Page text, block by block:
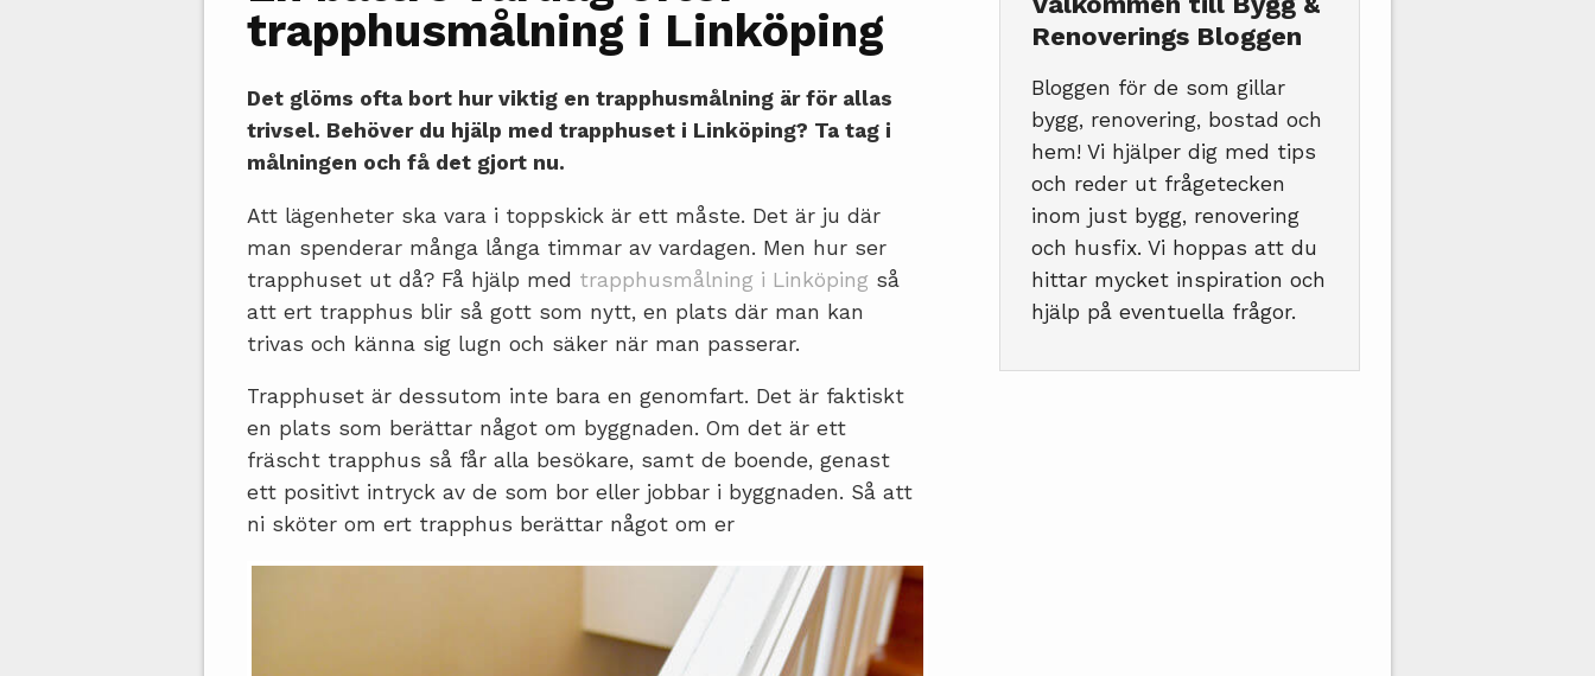
trapphusmålning i Linköping
Det glöms ofta bort hur viktig en trapphusmålning är för allas
trivsel. Behöver du hjälp med trapphuset i Linköping? Ta tag i
målningen och få det gjort nu.
Att lägenheter ska vara i toppskick är ett måste. Det är ju där
man spenderar många långa timmar av vardagen. Men hur ser
trapphuset ut då? Få hjälp med trapphusmålning i Linköping så
att ert trapphus blir så gott som nytt, en plats där man kan
trivas och känna sig lugn och säker när man passerar.
Trapphuset är dessutom inte bara en genomfart. Det är faktiskt
en plats som berättar något om byggnaden. Om det är ett
fräscht trapphus så får alla besökare, samt de boende, genast
ett positivt intryck av de som bor eller jobbar i byggnaden. Så att
ni sköter om ert trapphus berättar något om er
Renoverings Bloggen
Bloggen för de som gillar
bygg, renovering, bostad och
hem! Vi hjälper dig med tips
och reder ut frågetecken
inom just bygg, renovering
och husfix. Vi hoppas att du
hittar mycket inspiration och
hjälp på eventuella frågor.